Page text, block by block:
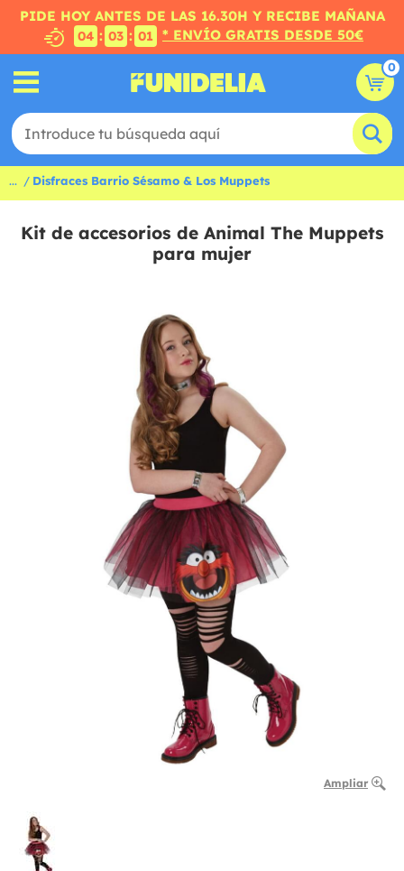
PIDE HOY ANTES DE LAS 16.30H Y RECIBE MAÑANA
04 : 03 : 01 * ENVÍO GRATIS DESDE 50€
0
... Disfraces Barrio Sésamo & Los Muppets
Kit de accesorios de Animal The Muppets
para mujer
Ampliar